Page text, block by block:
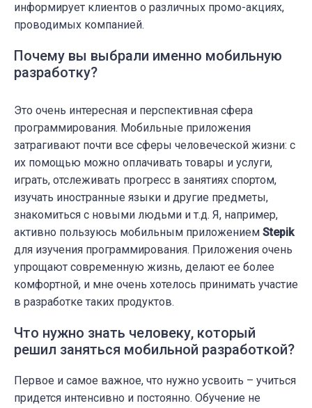
информирует клиентов о различных промо-акциях,
проводимых компанией.
Почему вы выбрали именно мобильную
разработку?
Это очень интересная и перспективная сфера
программирования. Мобильные приложения
затрагивают почти все сферы человеческой жизни: с
их помощью можно оплачивать товары и услуги,
играть, отслеживать прогресс в занятиях спортом,
изучать иностранные языки и другие предметы,
знакомиться с новыми людьми и т.д. Я, например,
активно пользуюсь мобильным приложением Stepik
для изучения программирования. Приложения очень
упрощают современную жизнь, делают ее более
комфортной, и мне очень хотелось принимать участие
в разработке таких продуктов.
Что нужно знать человеку, который
решил заняться мобильной разработкой?
Первое и самое важное, что нужно усвоить – учиться
придется интенсивно и постоянно. Обучение не